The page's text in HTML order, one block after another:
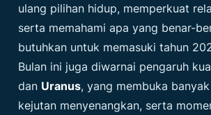
ulang pilihan hidup, memperkuat
serta memahami apa yang benar-
butuhkan untuk memasuki tahun
Bulan ini juga diwarnai pengaruh
dan Uranus, yang membuka
kejutan menyenangkan, serta